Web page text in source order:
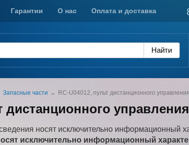
Гарантии О нас Оплата и доставка
Запасные части RC-U04012, пульт дистанционного управления
дистанционного управления
носят исключительно информационный
исключительно информационный